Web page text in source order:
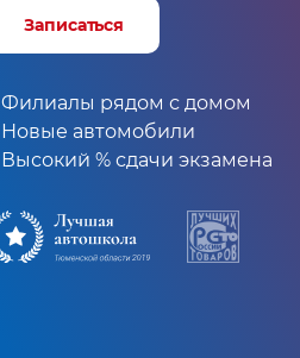
Записаться
Филиалы рядом с домом
Новые автомобили
Высокий % сдачи экзамена